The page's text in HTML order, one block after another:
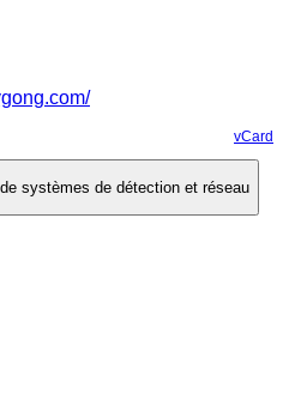
vCard
systèmes de détection et réseau